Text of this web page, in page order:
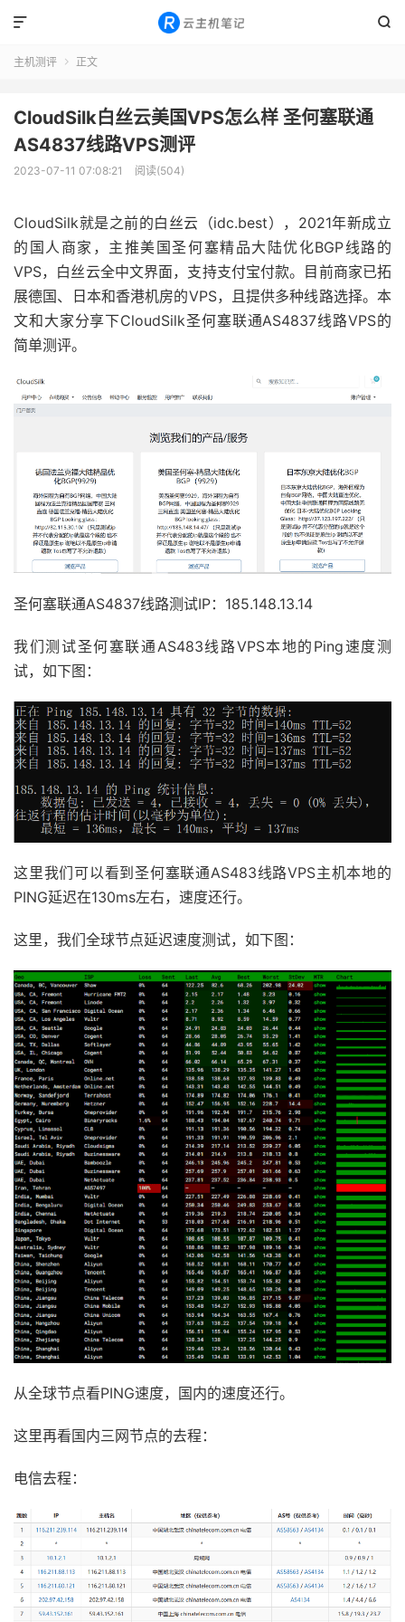


主机测评  正文
CloudSilk白丝云美国VPS怎么样 圣何塞联通
AS4837线路VPS测评
2023-07-11 07:08:21 阅读(504)
CloudSilk就是之前的白丝云（idc.best），2021年新成立
的国人商家，主推美国圣何塞精品大陆优化BGP线路的
VPS，白丝云全中文界面，支持支付宝付款。目前商家已拓
展德国、日本和香港机房的VPS，且提供多种线路选择。本
文和大家分享下CloudSilk圣何塞联通AS4837线路VPS的
简单测评。
圣何塞联通AS4837线路测试IP：185.148.13.14
我们测试圣何塞联通AS483线路VPS本地的Ping速度测
试，如下图：
这里我们可以看到圣何塞联通AS483线路VPS主机本地的
PING延迟在130ms左右，速度还行。
这里，我们全球节点延迟速度测试，如下图：
从全球节点看PING速度，国内的速度还行。
这里再看国内三网节点的去程：
电信去程：